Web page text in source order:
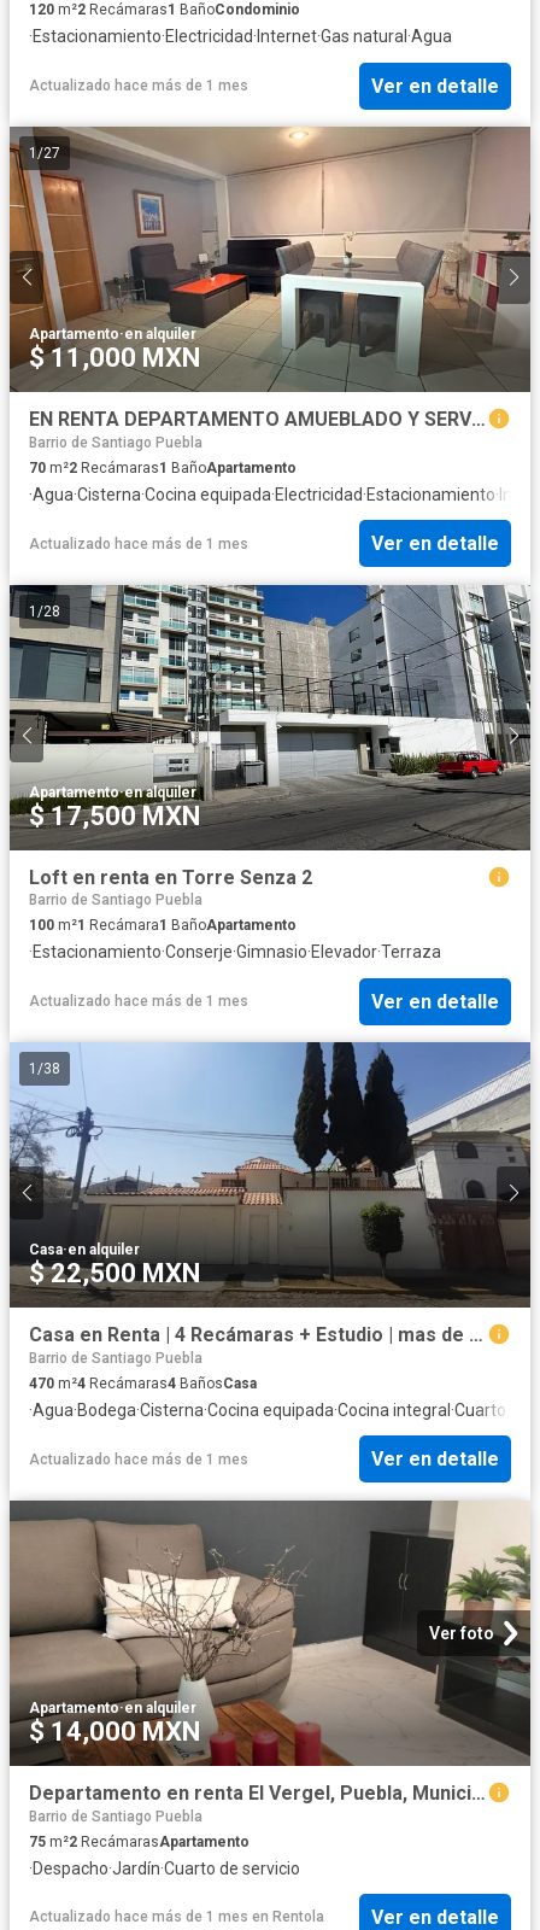
120 m²2 Recámaras1 BañoCondominio
·Estacionamiento·Electricidad· Internet·Gas natural ·Agua
Actualizado hace más de 1 mes Ver en detalle
1/27
Apartamento·en alquiler
$ 11,000 MXN
EN RENTA DEPARTAMENTO AMUEBLADO Y SERVICIOS INCLUIDOS MUY CERCA DE UPAEP, LA NORIA A 8 MINUTOS DE ANGELOPOLIS PUEBLA
Barrio de Santiago Puebla
70 m²2 Recámaras1 BañoApartamento
·Agua·Cisterna·Cocina equipada·Electricidad·Estacionamiento·
Actualizado hace más de 1 mes Ver en detalle
1 /28
Apartamento·en alquiler
$ 17,500 MXN
Loft en renta en Torre Senza 2
Barrio de Santiago Puebla
100 m²1 Recámara1 BañoApartamento
·Estacionamiento·Conserje·Gimnasio·Elevador·Terraza
Actualizado hace más de 1 mes Ver en detalle
1 /38
Casa·en alquiler
$ 22,500 MXN
Casa en Renta | 4 Recámaras + Estudio | mas de 100 m2 de patio | $22,500
Barrio de Santiago Puebla
470 m²4 Recámaras4 BañosCasa
·Agua·Bodega·Cisterna·Cocina equipada·Cocina integral ·Cuarto de
Actualizado hace más de 1 mes Ver en detalle
Ver foto
Apartamento·en alquiler
$ 14,000 MXN
Departamento en renta El Vergel, Puebla, Municipio De Puebla
Barrio de Santiago Puebla
75 m²2 RecámarasApartamento
·Despacho·Jardín·Cuarto de servicio
Actualizado hace más de 1 mes en Rentola Ver en detalle